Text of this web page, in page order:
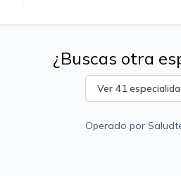
¿Buscas otra
Ver 41
Operado por